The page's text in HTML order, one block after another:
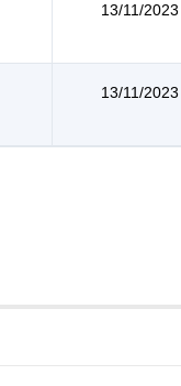
13/11/2023
13/11/2023